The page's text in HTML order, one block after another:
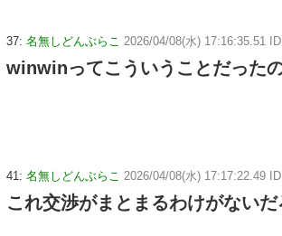
37: 名無しどんぶらこ 2026/04/08(水) 17:16:35.51
winwinってこういうことだったの
41: 名無しどんぶらこ 2026/04/08(水) 17:17:22.49
これ交渉がまとまるわけがないだ